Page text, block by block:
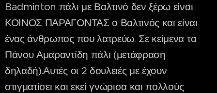
Badminton πάλι με Βαλτινό δεν ξέρω είναι
ΚΟΙΝΟΣ ΠΑΡΑΓΟΝΤΑΣ ο Βαλτινός και είναι
ένας άνθρωπος που λατρεύω. Σε κείμενα τα
Πάνου Αμαραντίδη πάλι (μετάφραση
δηλαδή).Αυτές οι 2 δουλειές με έχουν
στιγματίσει και εκεί γνώρισα και πολλούς